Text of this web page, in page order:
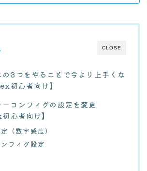
CLOSE
の3つをやることで今より上手くな
初心者向け】
コンフィグの設定を変更
心者向け】
（数字感度）
フィグ設定